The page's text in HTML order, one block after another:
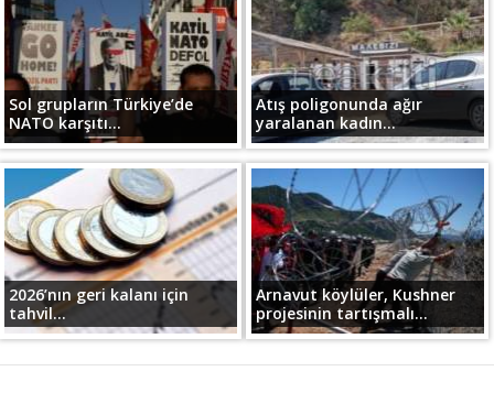
Sol grupların Türkiye’de
NATO karşıtı...
Atış poligonunda ağır
yaralanan kadın...
2026’nın geri kalanı için
tahvil...
Arnavut köylüler, Kushner
projesinin tartışmalı...